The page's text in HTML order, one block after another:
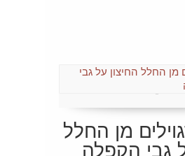
מן החלל
גבי הקפלה